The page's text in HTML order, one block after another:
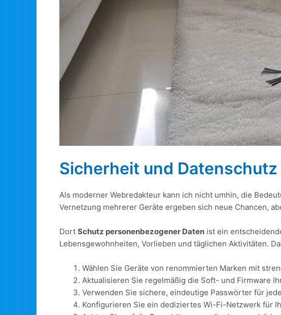
Sicherheit und
Als moderner Webredakteur kann ich nicht umhin, die
Vernetzung mehrerer Geräte ergeben sich neue Chancen,
Dort Schutz personenbezogener Daten ist ein
Lebensgewohnheiten, Vorlieben und täglichen Aktivitäten.
Wählen Sie Geräte von renommierten Marken mit
Aktualisieren Sie regelmäßig die Soft- und Firmware
Verwenden Sie sichere, eindeutige Passwörter für
Konfigurieren Sie ein dediziertes Wi-Fi-Netzwerk für